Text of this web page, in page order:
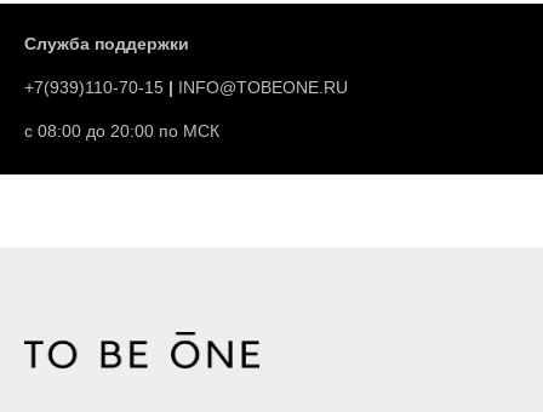
Служба поддержки
Служба поддержки
+7(939)110-70-15 | INFO@TOBEONE.RU
с 08:00 до 20:00 по МСК